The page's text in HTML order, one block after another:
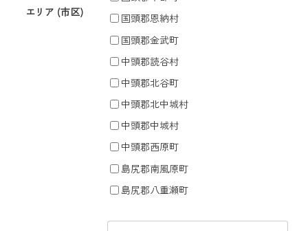
エリア (市区)
国頭郡恩納村
国頭郡金武町
中頭郡読谷村
中頭郡北谷町
中頭郡北中城村
中頭郡中城村
中頭郡西原町
島尻郡南風原町
島尻郡八重瀬町